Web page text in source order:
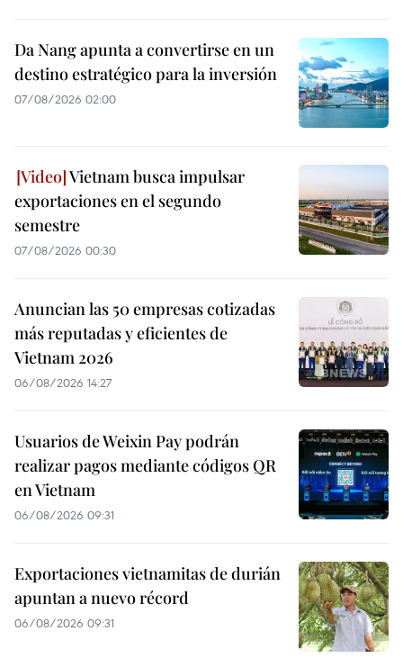
Da Nang apunta a convertirse en un
destino estratégico para la inversión
07/08/2026 02:00
Vietnam busca impulsar
exportaciones en el segundo
semestre
07/08/2026 00:30
Anuncian las 50 empresas cotizadas
más reputadas y eficientes de
Vietnam 2026
06/08/2026 14:27
Usuarios de Weixin Pay podrán
realizar pagos mediante códigos QR
en Vietnam
06/08/2026 09:31
Exportaciones vietnamitas de durián
apuntan a nuevo récord
06/08/2026 09:31